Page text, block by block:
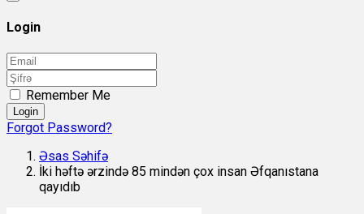
Login
Remember Me
Login
Forgot Password?
Əsas Səhifə
İki həftə ərzində 85 mindən çox insan Əfqanıstana
qayıdıb